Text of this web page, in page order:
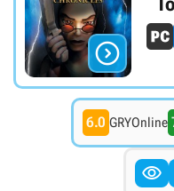

6.0 GRYOnline
